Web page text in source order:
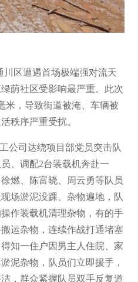
川区遭遇首场极端强对流天
荫社区受影响最严重。此次
米，导致街道被淹、车辆被
秩序严重受扰。
公司达绕项目部党员突击队
、调配2台装载机奔赴一
燃、陈富晓、周云勇等队员
场淤泥没踝、杂物遍地，队
作装载机清理杂物，有的手
运杂物，连续作战打通堵塞
知一住户因男主人住院、家
泥杂物，队员们立即援手，
，群众紧握队员双手反复道